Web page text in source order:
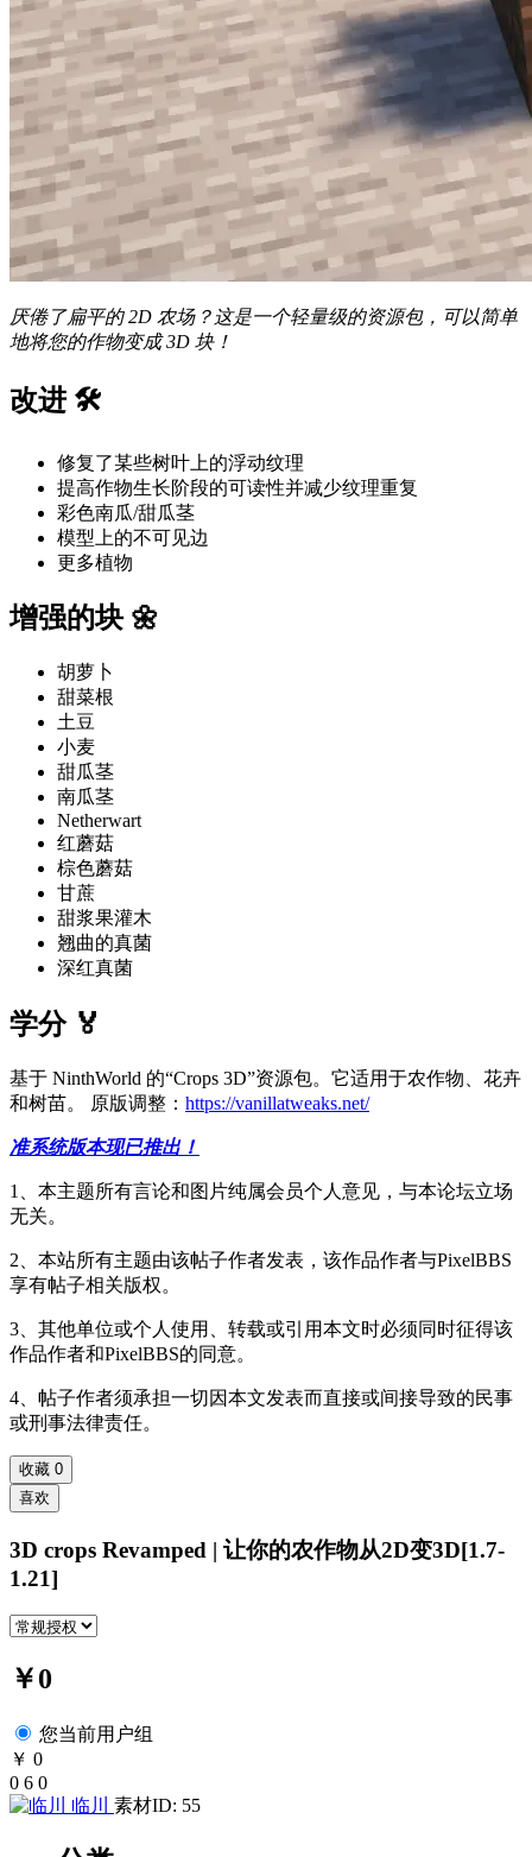
厌倦了扁平的 2D 农场？这是一个轻量级的资源包，可以简单
地将您的作物变成 3D 块！
改进 🛠️
修复了某些树叶上的浮动纹理
提高作物生长阶段的可读性并减少纹理重复
彩色南瓜/甜瓜茎
模型上的不可见边
更多植物
增强的块 🌼
胡萝卜
甜菜根
土豆
小麦
甜瓜茎
南瓜茎
Netherwart
红蘑菇
棕色蘑菇
甘蔗
甜浆果灌木
翘曲的真菌
深红真菌
学分 🏅
基于 NinthWorld 的“Crops 3D”资源包。它适用于农作物、花卉
和树苗。 原版调整： https://vanillatweaks.net/
准系统版本现已推出！
1、本主题所有言论和图片纯属会员个人意见，与本论坛立场
无关。
2、本站所有主题由该帖子作者发表，该作品作者与PixelBBS
享有帖子相关版权。
3、其他单位或个人使用、转载或引用本文时必须同时征得该
作品作者和PixelBBS的同意。
4、帖子作者须承担一切因本文发表而直接或间接导致的民事
或刑事法律责任。
收藏 0
喜欢
3D crops Revamped | 让你的农作物从2D变3D[1.7-
1.21]
￥0
您当前用户组
￥ 0
0 6 0
临川
素材ID: 55